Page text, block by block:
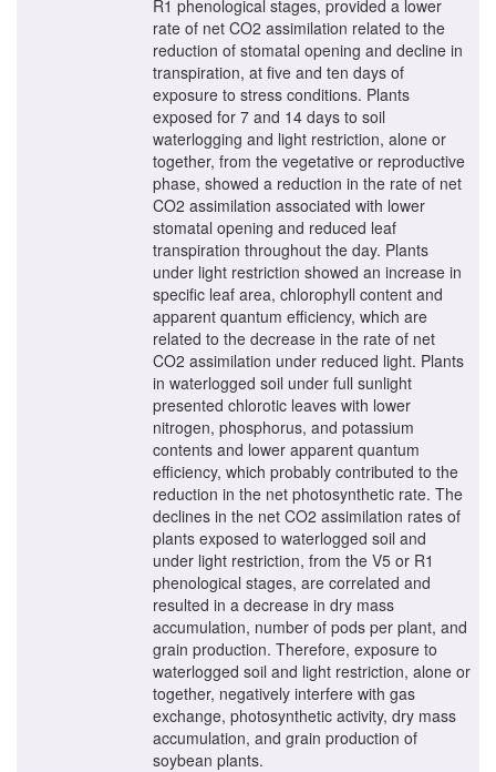
R1 phenological stages, provided a lower
rate of net CO2 assimilation related to the
reduction of stomatal opening and decline in
transpiration, at five and ten days of
exposure to stress conditions. Plants
exposed for 7 and 14 days to soil
waterlogging and light restriction, alone or
together, from the vegetative or reproductive
phase, showed a reduction in the rate of net
CO2 assimilation associated with lower
stomatal opening and reduced leaf
transpiration throughout the day. Plants
under light restriction showed an increase in
specific leaf area, chlorophyll content and
apparent quantum efficiency, which are
related to the decrease in the rate of net
CO2 assimilation under reduced light. Plants
in waterlogged soil under full sunlight
presented chlorotic leaves with lower
nitrogen, phosphorus, and potassium
contents and lower apparent quantum
efficiency, which probably contributed to the
reduction in the net photosynthetic rate. The
declines in the net CO2 assimilation rates of
plants exposed to waterlogged soil and
under light restriction, from the V5 or R1
phenological stages, are correlated and
resulted in a decrease in dry mass
accumulation, number of pods per plant, and
grain production. Therefore, exposure to
waterlogged soil and light restriction, alone or
together, negatively interfere with gas
exchange, photosynthetic activity, dry mass
accumulation, and grain production of
soybean plants.